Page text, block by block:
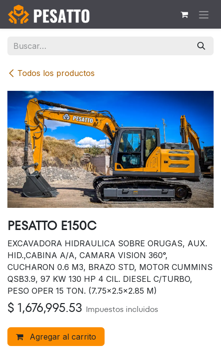
Ir al contenido
Todos los productos
PESATTO E150C
EXCAVADORA HIDRAULICA SOBRE ORUGAS, AUX.
HID.,CABINA A/A, CAMARA VISION 360°,
CUCHARON 0.6 M3, BRAZO STD, MOTOR CUMMINS
QSB3.9, 97 KW 130 HP 4 CIL. DIESEL C/TURBO,
PESO OPER 15 TON. (7.75x2.5x2.85 M)
$ 1,676,995.53 Impuestos incluidos
Agregar al carrito